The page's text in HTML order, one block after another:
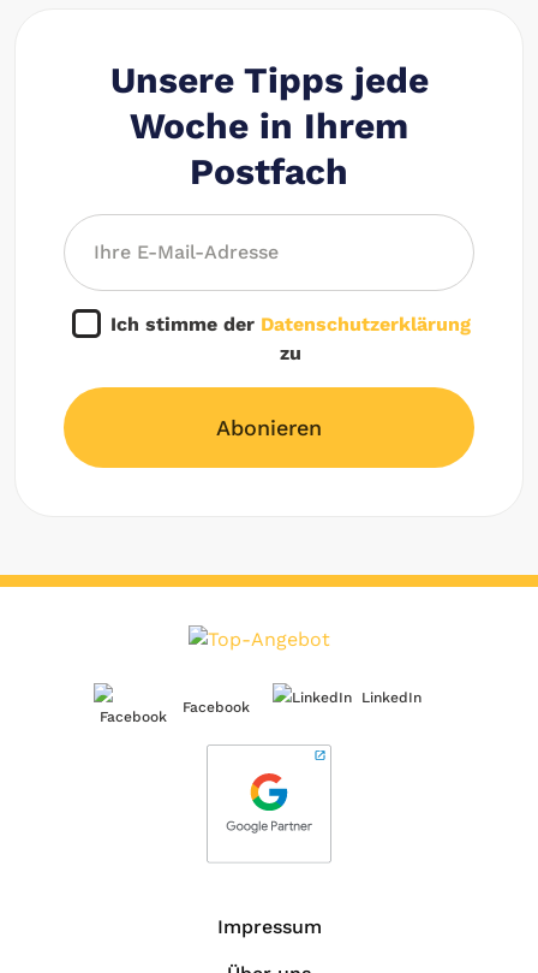
Unsere Tipps jede
Woche in Ihrem
Postfach
Ich stimme der Datenschutzerklärung
zu
Abonieren
Facebook
LinkedIn
Impressum